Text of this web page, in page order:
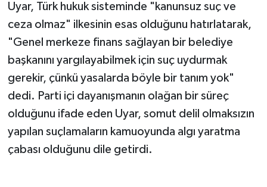
Uyar, Türk hukuk sisteminde "kanunsuz suç ve
ceza olmaz" ilkesinin esas olduğunu hatırlatarak,
"Genel merkeze finans sağlayan bir belediye
başkanını yargılayabilmek için suç uydurmak
gerekir, çünkü yasalarda böyle bir tanım yok"
dedi. Parti içi dayanışmanın olağan bir süreç
olduğunu ifade eden Uyar, somut delil olmaksızın
yapılan suçlamaların kamuoyunda algı yaratma
çabası olduğunu dile getirdi.